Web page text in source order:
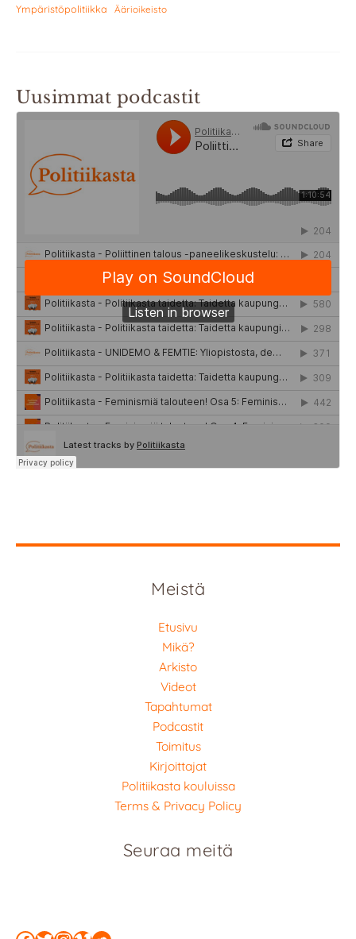
Ympäristöpolitiikka Äärioikeisto
Uusimmat podcastit
Meistä
Etusivu
Mikä?
Arkisto
Videot
Tapahtumat
Podcastit
Toimitus
Kirjoittajat
Politiikasta kouluissa
Terms & Privacy Policy
Seuraa meitä